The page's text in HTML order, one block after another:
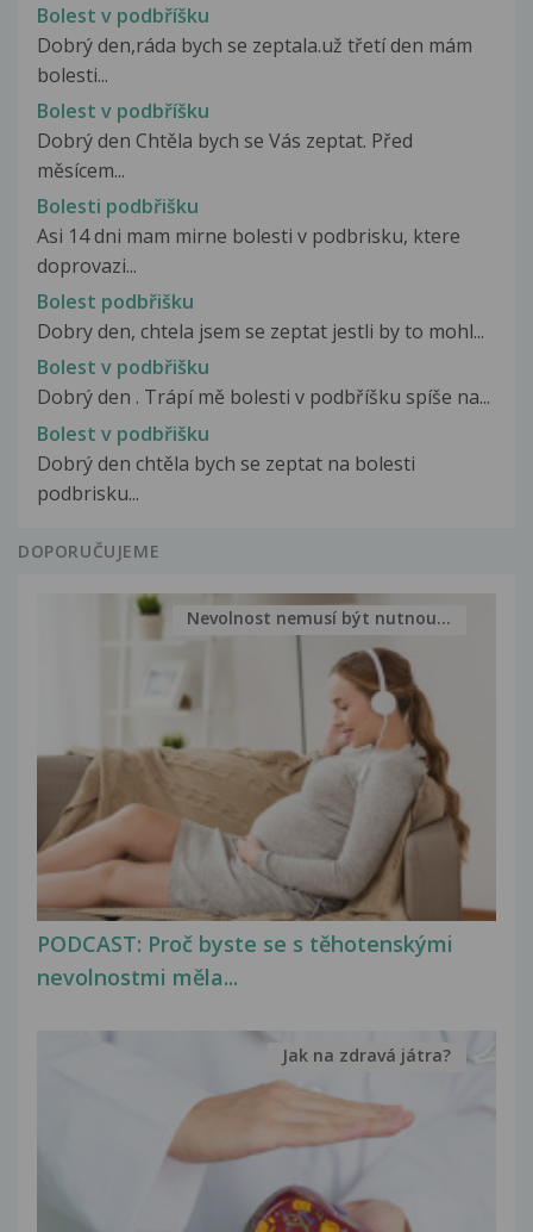
Bolest v podbříšku
Dobrý den,ráda bych se zeptala.už třetí den mám
bolesti...
Bolest v podbříšku
Dobrý den Chtěla bych se Vás zeptat. Před
měsícem...
Bolesti podbřišku
Asi 14 dni mam mirne bolesti v podbrisku, ktere
doprovazi...
Bolest podbřišku
Dobry den, chtela jsem se zeptat jestli by to mohl...
Bolest v podbřišku
Dobrý den . Trápí mě bolesti v podbříšku spíše na...
Bolest v podbřišku
Dobrý den chtěla bych se zeptat na bolesti
podbrisku...
DOPORUČUJEME
PODCAST: Proč byste se s těhotenskými
nevolnostmi měla...
Nevolnost nemusí být nutnou...
Jak na zdravá játra?